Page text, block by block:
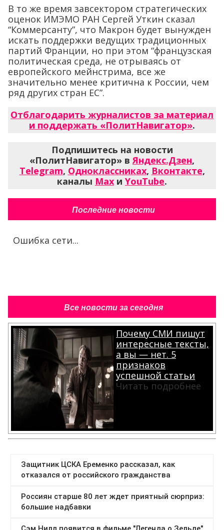
В то же время завсектором стратегических
оценок ИМЭМО РАН Сергей Уткин сказал
“Коммерсанту”, что Макрон будет вынужден
искать поддержки ведущих традиционных
партий Франции, но при этом “французская
политическая среда, не отрываясь от
европейского мейнстрима, все же
значительно менее критична к России, чем
ряд других стран ЕС”.
Отблагодарить журналистов за материал
и поддержать «ПолитНавигатор».
Подпишитесь на новости
«ПолитНавигатор» вЯндекс.Дзен,
Telegram, Одноклассниках, Вконтакте,
каналы Max и YouTube.
Последние новости
Ошибка сети...
Все новости за сегодня
Почему СМИ пишут
интересные тексты,
а вы — нет. 5
признаков
успешной статьи
Читать подробнее